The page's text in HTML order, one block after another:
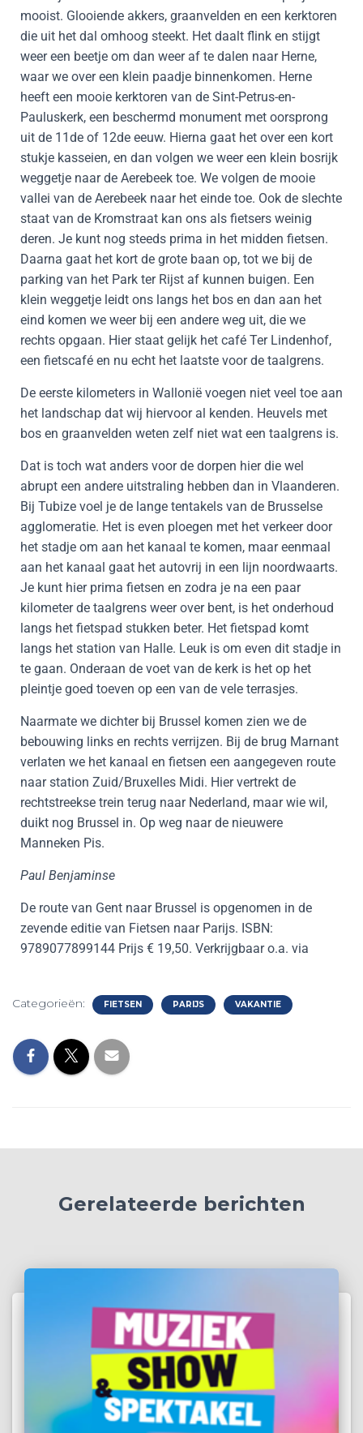
mooist. Glooiende akkers, graanvelden en een kerktoren
die uit het dal omhoog steekt. Het daalt flink en stijgt
weer een beetje om dan weer af te dalen naar Herne,
waar we over een klein paadje binnenkomen. Herne
heeft een mooie kerktoren van de Sint-Petrus-en-
Pauluskerk, een beschermd monument met oorsprong
uit de 11de of 12de eeuw. Hierna gaat het over een kort
stukje kasseien, en dan volgen we weer een klein bosrijk
weggetje naar de Aerebeek toe. We volgen de mooie
vallei van de Aerebeek naar het einde toe. Ook de slechte
staat van de Kromstraat kan ons als fietsers weinig
deren. Je kunt nog steeds prima in het midden fietsen.
Daarna gaat het kort de grote baan op, tot we bij de
parking van het Park ter Rijst af kunnen buigen. Een
klein weggetje leidt ons langs het bos en dan aan het
eind komen we weer bij een andere weg uit, die we
rechts opgaan. Hier staat gelijk het café Ter Lindenhof,
een fietscafé en nu echt het laatste voor de taalgrens.
De eerste kilometers in Wallonië voegen niet veel toe aan
het landschap dat wij hiervoor al kenden. Heuvels met
bos en graanvelden weten zelf niet wat een taalgrens is.
Dat is toch wat anders voor de dorpen hier die wel
abrupt een andere uitstraling hebben dan in Vlaanderen.
Bij Tubize voel je de lange tentakels van de Brusselse
agglomeratie. Het is even ploegen met het verkeer door
het stadje om aan het kanaal te komen, maar eenmaal
aan het kanaal gaat het autovrij in een lijn noordwaarts.
Je kunt hier prima fietsen en zodra je na een paar
kilometer de taalgrens weer over bent, is het onderhoud
langs het fietspad stukken beter. Het fietspad komt
langs het station van Halle. Leuk is om even dit stadje in
te gaan. Onderaan de voet van de kerk is het op het
pleintje goed toeven op een van de vele terrasjes.
Naarmate we dichter bij Brussel komen zien we de
bebouwing links en rechts verrijzen. Bij de brug Marnant
verlaten we het kanaal en fietsen een aangegeven route
naar station Zuid/Bruxelles Midi. Hier vertrekt de
rechtstreekse trein terug naar Nederland, maar wie wil,
duikt nog Brussel in. Op weg naar de nieuwere
Manneken Pis.
Paul Benjaminse
De route van Gent naar Brussel is opgenomen in de
zevende editie van Fietsen naar Parijs. ISBN:
9789077899144 Prijs € 19,50. Verkrijgbaar o.a. via
Categorieën: FIETSEN PARIJS VAKANTIE
Gerelateerde berichten